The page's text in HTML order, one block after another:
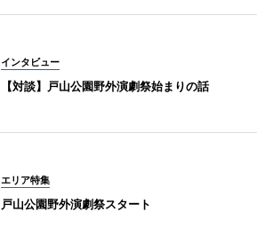
インタビュー
【対談】戸山公園野外演劇祭始まりの話
エリア特集
戸山公園野外演劇祭スタート